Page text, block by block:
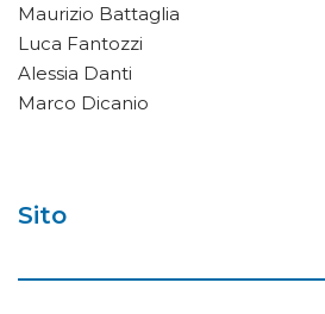
Maurizio Battaglia
Luca Fantozzi
Alessia Danti
Marco Dicanio
Sito